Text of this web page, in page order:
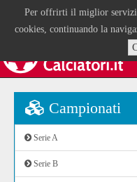
Per offrirti il miglior
cookies, continuando la
Campionati
Serie A
Serie B